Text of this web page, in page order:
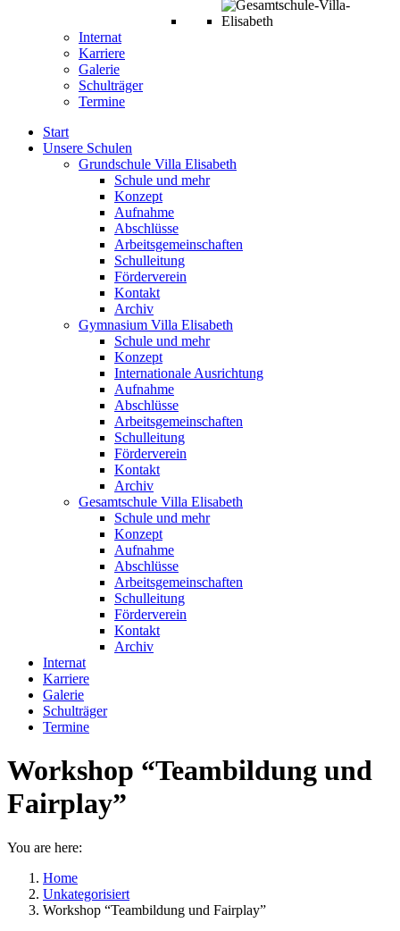
Internat
Karriere
Galerie
Schulträger
Termine
Start
Unsere Schulen
Grundschule Villa Elisabeth
Schule und mehr
Konzept
Aufnahme
Abschlüsse
Arbeitsgemeinschaften
Schulleitung
Förderverein
Kontakt
Archiv
Gymnasium Villa Elisabeth
Schule und mehr
Konzept
Internationale Ausrichtung
Aufnahme
Abschlüsse
Arbeitsgemeinschaften
Schulleitung
Förderverein
Kontakt
Archiv
Gesamtschule Villa Elisabeth
Schule und mehr
Konzept
Aufnahme
Abschlüsse
Arbeitsgemeinschaften
Schulleitung
Förderverein
Kontakt
Archiv
Internat
Karriere
Galerie
Schulträger
Termine
Workshop “Teambildung und
Fairplay”
You are here:
Home
Unkategorisiert
Workshop “Teambildung und Fairplay”